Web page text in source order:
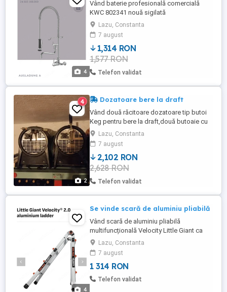
4
Vând baterie profesională comercială
KWC 802341 nouă sigilată
Lazu, Constanta
7 august
1,314 RON
1,577 RON
Telefon validat
2
4 Dozatoare bere la draft
Vând două răcitoare dozatoare tip butoi
Keg pentru bere la draft,două butoaie cu
toate accesoriile de montare plus rezerve
la preț foarte convenabil, 600 euro bucata
negociabil
Lazu, Constanta
7 august
2,102 RON
2,628 RON
Telefon validat
4
Se vinde scară de aluminiu pliabilă
Vând scară de aluminiu pliabilă
multifuncțională Velocity Little Giant ca
nouă,desigilată recent folosită doar de
câteva ori în curte,mai bine spus doar
testată puțin.
Lazu, Constanta
7 august
1 314 RON
Telefon validat